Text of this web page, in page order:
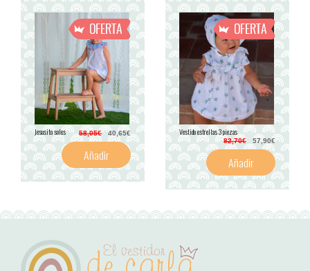
Jesusito soles 58,05€40,65€
Añadir
Vestido estrellas 3 piezas
82,70€ 57,90€
Añadir